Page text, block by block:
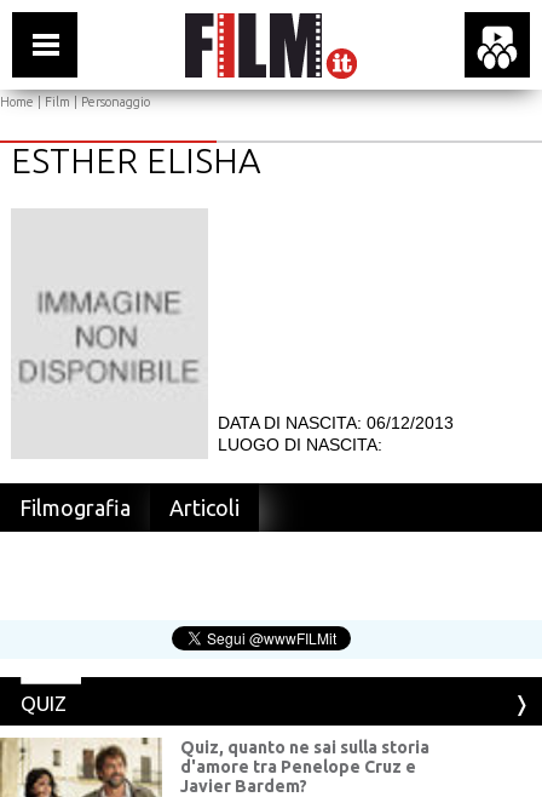
Home|Film| Personaggio
ESTHER ELISHA
DATA DI NASCITA: 06/12/2013
LUOGO DI NASCITA:
Filmografia Articoli
QUIZ
Quiz, quanto ne sai sulla storia
d'amore tra Penelope Cruz e
Javier Bardem?